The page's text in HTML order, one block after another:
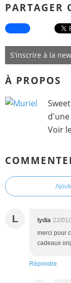
PARTAGER
S'inscrire à la
À PROPOS
Voir
L lydia 22/
merci pour
cadeaux
Répondre